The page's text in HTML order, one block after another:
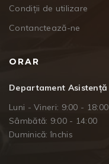
Condiții de utilizare
Contanctează-ne
ORAR
Departament Asistență
Luni - Vineri: 9:00 - 18:00
Sâmbătă: 9:00 - 14:00
Duminică: închis